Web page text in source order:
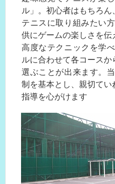
ル」。初心者はもちろん
テニスに取り組みたい
供にゲームの楽しさを伝
高度なテクニックを学
ルに合わせて各コースか
選ぶことが出来ます。
制を基本とし、親切てい
指導を心がけます